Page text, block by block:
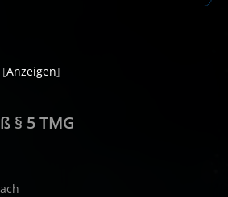
[Anzeigen]
§ 5 TMG